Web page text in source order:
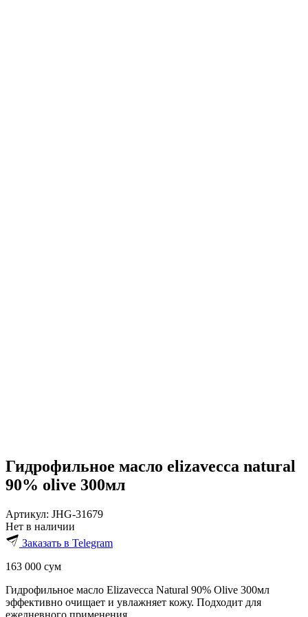
Гидрофильное масло elizavecca natural
90% olive 300мл
Артикул: JHG-31679
Нет в наличии
Заказать в Telegram
163 000 сум
Гидрофильное масло Elizavecca Natural 90% Olive 300мл
эффективно очищает и увлажняет кожу. Подходит для
ежедневного применения.